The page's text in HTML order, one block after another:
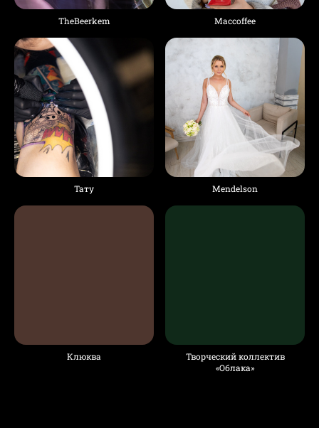
TheBeerkem Maccoffee
Тату Mendelson
Клюква
Творческий коллектив
«Облака»